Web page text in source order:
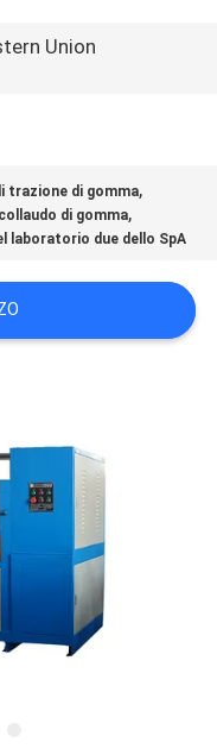
Union
trazione di gomma,
di gomma,
laboratorio due dello SpA